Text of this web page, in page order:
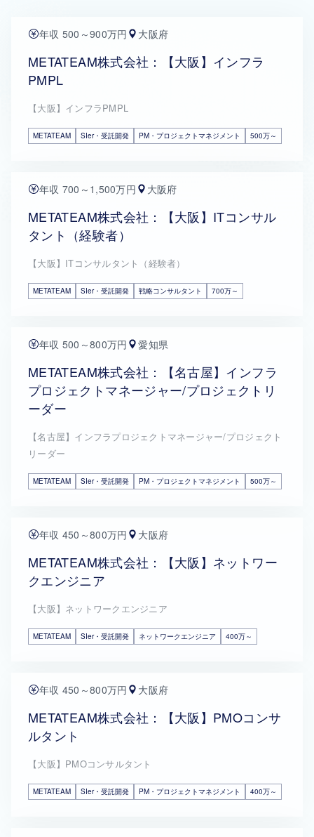
年収 500～900万円 大阪府
METATEAM株式会社：【大阪】インフラ
PMPL
【大阪】インフラPMPL
METATEAM SIer・受託開発 PM・プロジェクトマネジメント 500万～
年収 700～1,500万円 大阪府
METATEAM株式会社：【大阪】ITコンサル
タント（経験者）
【大阪】ITコンサルタント（経験者）
METATEAM SIer・受託開発 戦略コンサルタント 700万～
年収 500～800万円 愛知県
METATEAM株式会社：【名古屋】インフラ
プロジェクトマネージャー/プロジェクトリ
ーダー
【名古屋】インフラプロジェクトマネージャー/プロジェクト
リーダー
METATEAM SIer・受託開発 PM・プロジェクトマネジメント 500万～
年収 450～800万円 大阪府
METATEAM株式会社：【大阪】ネットワー
クエンジニア
【大阪】ネットワークエンジニア
METATEAM SIer・受託開発 ネットワークエンジニア 400万～
年収 450～800万円 大阪府
METATEAM株式会社：【大阪】PMOコンサ
ルタント
【大阪】PMOコンサルタント
METATEAM SIer・受託開発 PM・プロジェクトマネジメント 400万～